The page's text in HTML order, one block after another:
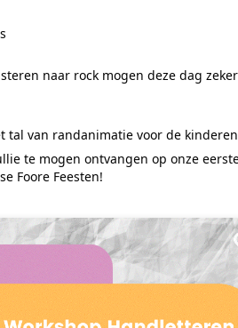
naar rock mogen deze dag zeker
tal van randanimatie voor de
te mogen ontvangen op onze
Foore Feesten!